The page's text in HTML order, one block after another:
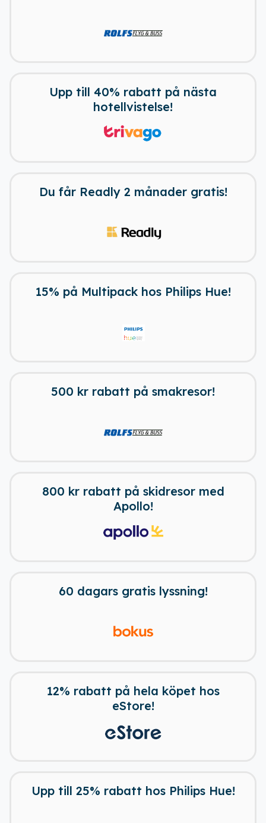
Upp till 40% rabatt på nästa
hotellvistelse!
Du får Readly 2 månader gratis!
15% på Multipack hos Philips Hue!
500 kr rabatt på smakresor!
800 kr rabatt på skidresor med
Apollo!
60 dagars gratis lyssning!
12% rabatt på hela köpet hos
eStore!
Upp till 25% rabatt hos Philips Hue!
Ladda ner vår app!
Få tillgång till alla rabatter i din
ficka
Fortsätt på webben